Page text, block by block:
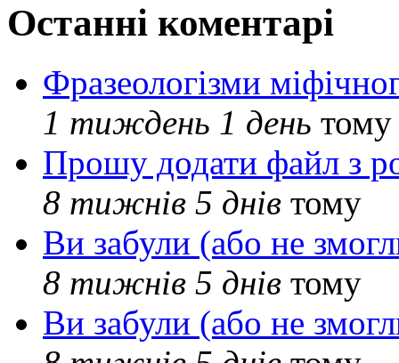
Останні коментарі
Фразеологізми
1 тиждень 1 день тому
Прошу додати файл з
8 тижнів 5 днів тому
Ви забули (або не
8 тижнів 5 днів тому
Ви забули (або не